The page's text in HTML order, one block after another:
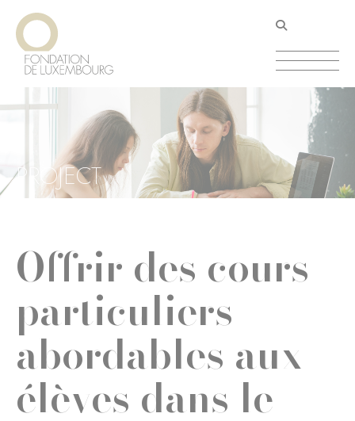
Aller
contenu
principal
PROJECT
Offrir des cours
particuliers
abordables aux
élèves dans le
Panneau de gestion des cookies